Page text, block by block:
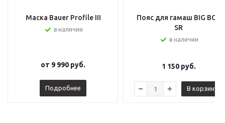
Маска Bauer Profile III
в наличии
от 9 990 руб.
Подробнее
Пояс для гамаш BIG BOY
SR
в наличии
1 150руб.
В корзину